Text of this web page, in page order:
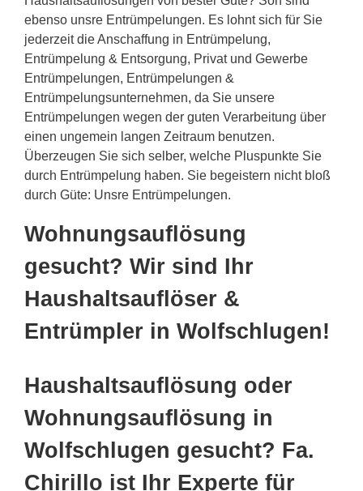
ebenso unsre Entrümpelungen. Es lohnt sich für Sie
jederzeit die Anschaffung in Entrümpelung,
Entrümpelung & Entsorgung, Privat und Gewerbe
Entrümpelungen, Entrümpelungen &
Entrümpelungsunternehmen, da Sie unsere
Entrümpelungen wegen der guten Verarbeitung über
einen ungemein langen Zeitraum benutzen.
Überzeugen Sie sich selber, welche Pluspunkte Sie
durch Entrümpelung haben. Sie begeistern nicht bloß
durch Güte: Unsre Entrümpelungen.
Wohnungsauflösung
gesucht? Wir sind Ihr
Haushaltsauflöser &
Entrümpler in Wolfschlugen!
Haushaltsauflösung oder
Wohnungsauflösung in
Wolfschlugen gesucht? Fa.
Chirillo ist Ihr Experte für